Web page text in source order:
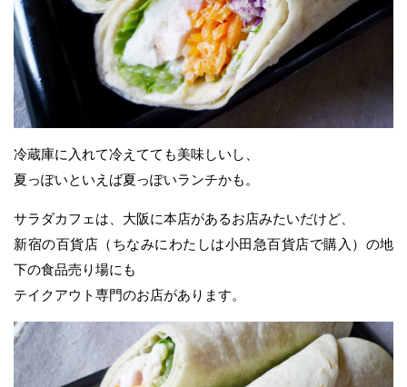
冷蔵庫に入れて冷えてても美味しいし、
夏っぽいといえば夏っぽいランチかも。
サラダカフェは、大阪に本店があるお店みたいだけど、
新宿の百貨店（ちなみにわたしは小田急百貨店で購入）の地
下の食品売り場にも
テイクアウト専門のお店があります。